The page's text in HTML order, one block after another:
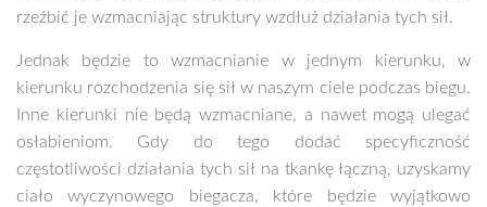
rzeźbić je wzmacniając struktury wzdłuż działania tych sił.
Jednak będzie to wzmacnianie w jednym kierunku, w
kierunku rozchodzenia się sił w naszym ciele podczas biegu.
Inne kierunki nie będą wzmacniane, a nawet mogą ulegać
osłabieniom. Gdy do tego dodać specyficzność
częstotliwości działania tych sił na tkankę łączną, uzyskamy
ciało wyczynowego biegacza, które będzie wyjątkowo